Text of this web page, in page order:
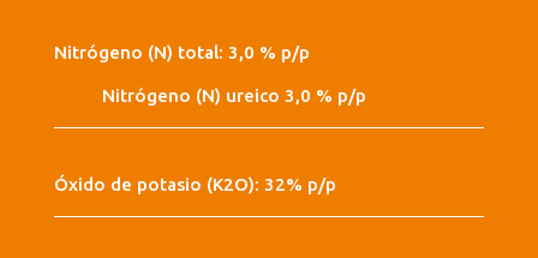
Nitrógeno (N) total: 3,0 % p/p
Nitrógeno (N) ureico 3,0 % p/p
Óxido de potasio (K2O): 32% p/p